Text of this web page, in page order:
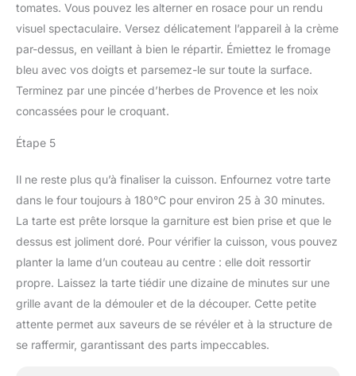
tomates. Vous pouvez les alterner en rosace pour un rendu
visuel spectaculaire. Versez délicatement l’appareil à la crème
par-dessus, en veillant à bien le répartir. Émiettez le fromage
bleu avec vos doigts et parsemez-le sur toute la surface.
Terminez par une pincée d’herbes de Provence et les noix
concassées pour le croquant.
Étape 5
Il ne reste plus qu’à finaliser la cuisson. Enfournez votre tarte
dans le four toujours à 180°C pour environ 25 à 30 minutes.
La tarte est prête lorsque la garniture est bien prise et que le
dessus est joliment doré. Pour vérifier la cuisson, vous pouvez
planter la lame d’un couteau au centre : elle doit ressortir
propre. Laissez la tarte tiédir une dizaine de minutes sur une
grille avant de la démouler et de la découper. Cette petite
attente permet aux saveurs de se révéler et à la structure de
se raffermir, garantissant des parts impeccables.